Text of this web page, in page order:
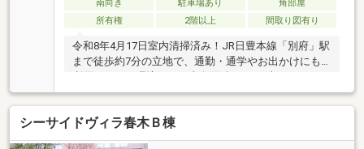
南向き 駐車場あり
角部屋
所有権
2階以上 間取り図有り
令和8年4月17日室内清掃済み！JR日豊本線「別府」駅
まで徒歩約7分の立地で、通勤・通学やお出かけにも
で、ご家族での居住にも対応しやすい間取り。
シーサイドヴィラ春木Ｂ棟